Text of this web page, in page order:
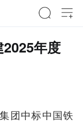
年度
团中标中国铁